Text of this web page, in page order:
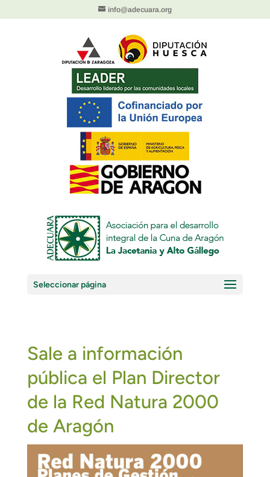
info@adecuara.org
Seleccionar página
Sale a información
pública el Plan Director
de la Red Natura 2000
de Aragón